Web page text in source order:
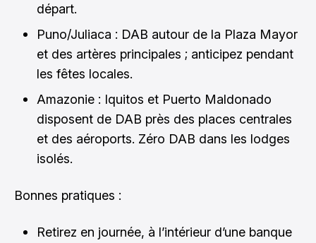
départ.
Puno/Juliaca : DAB autour de la Plaza Mayor
et des artères principales ; anticipez pendant
les fêtes locales.
Amazonie : Iquitos et Puerto Maldonado
disposent de DAB près des places centrales
et des aéroports. Zéro DAB dans les lodges
isolés.
Bonnes pratiques :
Retirez en journée, à l’intérieur d’une banque